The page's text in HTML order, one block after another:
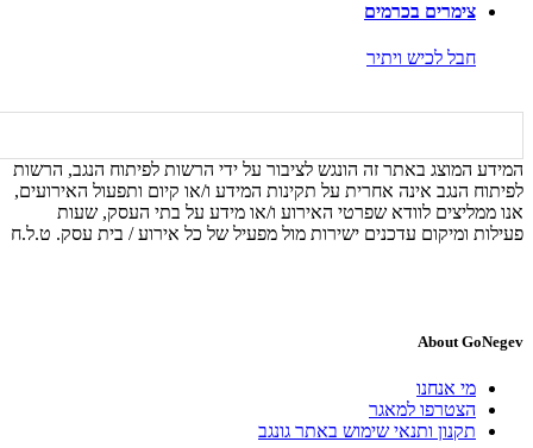
צימרים בכרמים
חבל לכיש ויתיר
המידע המוצג באתר זה הונגש לציבור על ידי הרשות לפיתוח הנגב, הרשות
לפיתוח הנגב אינה אחרית על תקינות המידע ו/או קיום ותפעול האירועים,
אנו ממליצים לוודא שפרטי האירוע ו/או מידע על בתי העסק, שעות
פעילות ומיקום עדכנים ישירות מול מפעיל של כל אירוע / בית עסק. ט.ל.ח
About GoNegev
מי אנחנו
הצטרפו למאגר
תקנון ותנאי שימוש באתר גונגב